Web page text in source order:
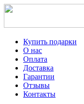
Купить подарки
О нас
Оплата
Доставка
Гарантии
Отзывы
Контакты